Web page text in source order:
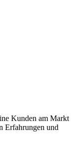
Kunden am Markt
Erfahrungen und